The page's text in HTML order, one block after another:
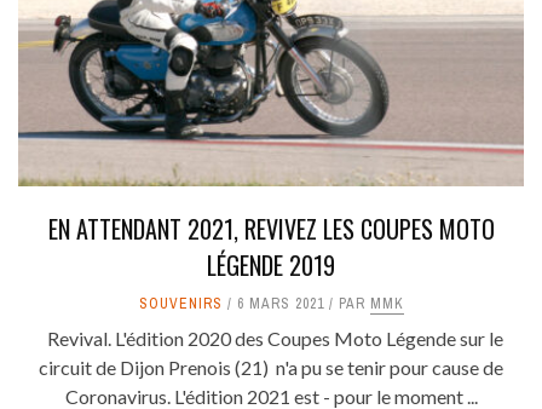
EN ATTENDANT 2021, REVIVEZ LES COUPES MOTO
LÉGENDE 2019
SOUVENIRS 6 MARS 2021 PAR MMK
Revival. L'édition 2020 des Coupes Moto Légende sur le
circuit de Dijon Prenois (21) n'a pu se tenir pour cause de
Coronavirus. L'édition 2021 est - pour le moment ...